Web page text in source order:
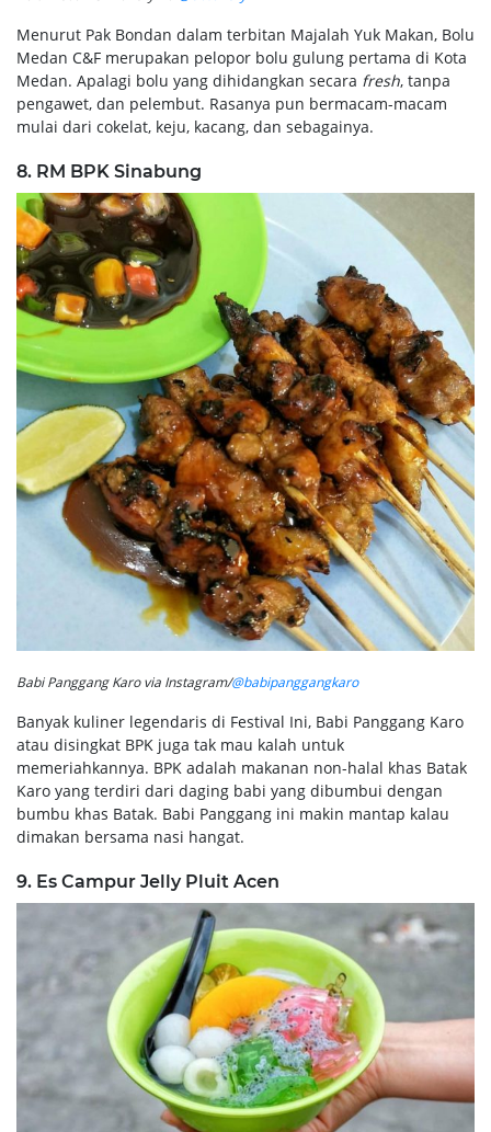
Menurut Pak Bondan dalam terbitan Majalah Yuk Makan, Bolu
Medan C&F merupakan pelopor bolu gulung pertama di Kota
Medan. Apalagi bolu yang dihidangkan secara fresh, tanpa
pengawet, dan pelembut. Rasanya pun bermacam-macam
mulai dari cokelat, keju, kacang, dan sebagainya.
8. RM BPK Sinabung
Babi Panggang Karo via Instagram/@babipanggangkaro
Banyak kuliner legendaris di Festival Ini, Babi Panggang Karo
atau disingkat BPK juga tak mau kalah untuk
memeriahkannya. BPK adalah makanan non-halal khas Batak
Karo yang terdiri dari daging babi yang dibumbui dengan
bumbu khas Batak. Babi Panggang ini makin mantap kalau
dimakan bersama nasi hangat.
9. Es Campur Jelly Pluit Acen